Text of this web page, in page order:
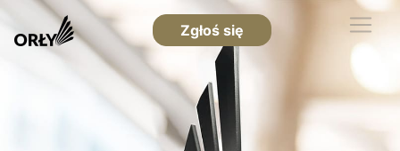
Zgłoś się